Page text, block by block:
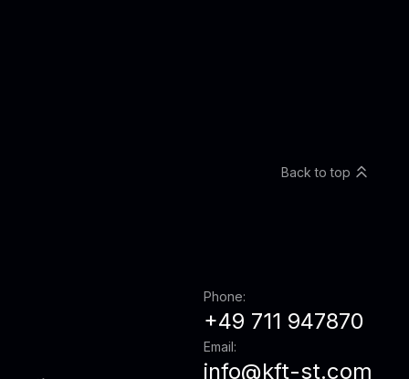
Back to top
Phone:
+49 711 947870
Email:
info@kft-st.com